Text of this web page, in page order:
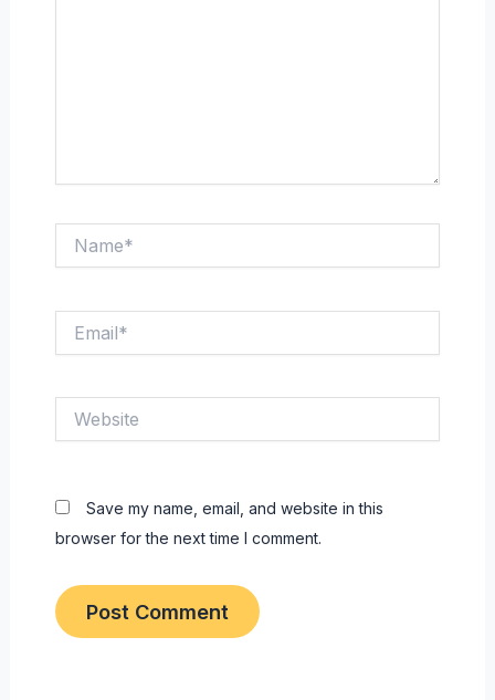
Save my name, email, and website in this
browser for the next time I comment.